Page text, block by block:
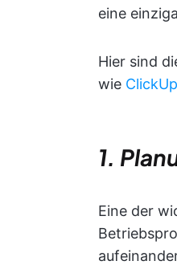
eine
Hier sind
wie ClickUp
1.
Eine der